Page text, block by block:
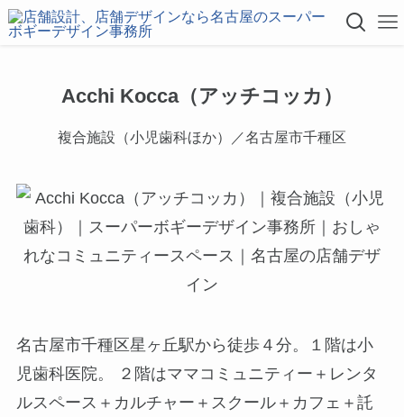
Acchi Kocca（アッチコッカ）
複合施設（小児歯科ほか）／名古屋市千種区
名古屋市千種区星ヶ丘駅から徒歩４分。１階は小
児歯科医院。 ２階はママコミュニティー＋レンタ
ルスペース＋カルチャー＋スクール＋カフェ＋託